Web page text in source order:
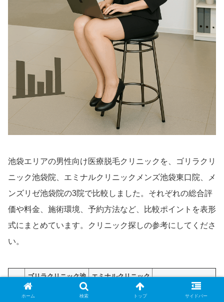
池袋エリアの男性向け医療脱毛クリニックを、ゴリラクリ
ニック池袋院、エミナルクリニックメンズ池袋東口院、メ
ンズリゼ池袋院の3院で比較しました。それぞれの総合評
価や料金、施術環境、予約方法など、比較ポイントを表形
式にまとめています。クリニック探しの参考にしてくださ
い。
ゴリラクリニック池
エミナルクリニック
メンズ池袋東口院
メンズリゼ池袋院
ホーム 検索 トップ サイドバー